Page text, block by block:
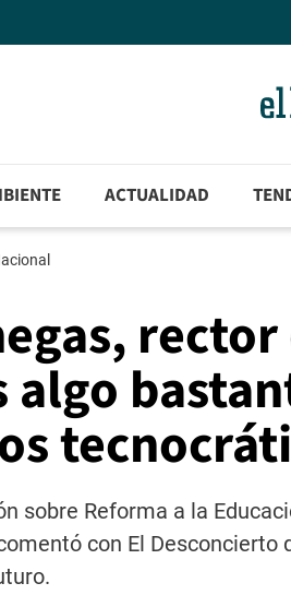
ACTUALIDAD
rector
algo
sobre Reforma a la
con El